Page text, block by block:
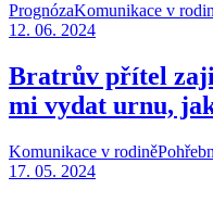
PrognózaKomunikace v
12. 06. 2024
Bratrův přítel
mi vydat urnu,
Komunikace v rodině
17. 05. 2024